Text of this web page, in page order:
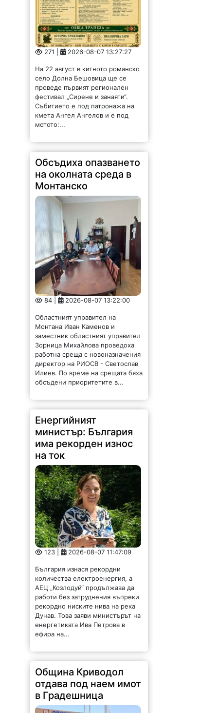
271 | 2026-08-07 13:27:27
На 22 август в китното романско
село Долна Бешовица ще се
проведе първият регионален
фестивал „Сирене и занаяти“.
Събитието е под патронажа на
кмета Ангел Ангелов и е под
мотото:...
Обсъдиха опазването
на околната среда в
Монтанско
84 | 2026-08-07 13:22:00
Областният управител на
Монтана Иван Каменов и
заместник областният управител
Зорница Михайлова проведоха
работна среща с новоназначения
директор на РИОСВ - Светослав
Илиев. По време на срещата бяха
обсъдени приоритетите в...
Енергийният
министър: България
има рекорден износ
на ток
123 | 2026-08-07 11:47:09
България изнася рекордни
количества електроенергия, а
АЕЦ „Козлодуй“ продължава да
работи без затруднения въпреки
рекордно ниските нива на река
Дунав. Това заяви министърът на
енергетиката Ива Петрова в
ефира на...
Община Криводол
отдава под наем имот
в Градешница